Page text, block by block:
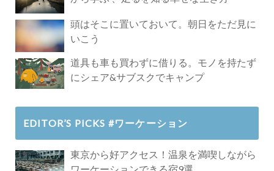
頭はそこに置いておいて。朝日をただ見に
いこう
道具も車も買わずに借りる。モノを持たず
にシェア&サブスクでキャンプ
EDITOR’S PICKS #ワーケーション
東京から好アクセス！温泉を満喫しながら